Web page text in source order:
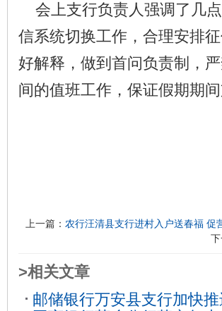
会上支行负责人强调了几
信系统切换工作，合理安排
好解释，做到首问负责制，
间的值班工作，保证假期期
上一篇： 农行汪清县支行进村入户送春福 促
下
>相关文章
邮储银行万安县支行加快